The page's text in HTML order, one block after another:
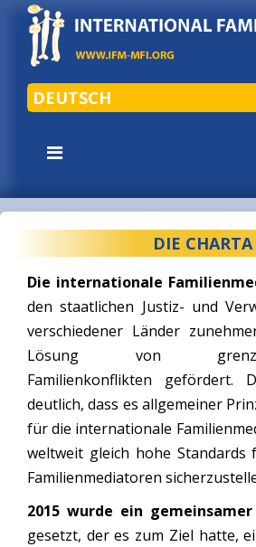
DEUTSCH
DIE CHARTA
Die internationale
den staatlichen Justiz- und
verschiedener Länder
Lösung von
Familienkonflikten gefördert.
deutlich, dass es allgemeiner
für die internationale
weltweit gleich hohe
Familienmediatoren
2015 wurde ein gemeinsamer
gesetzt, der es zum Ziel hatte,